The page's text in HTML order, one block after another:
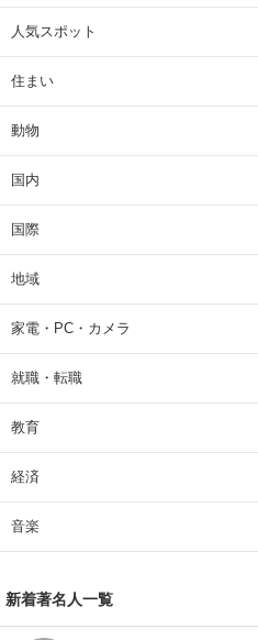
人気スポット
住まい
動物
国内
国際
地域
家電・PC・カメラ
就職・転職
教育
経済
音楽
新着著名人一覧